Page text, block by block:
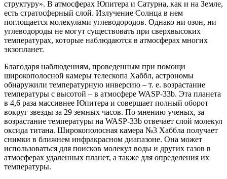
структуру». В атмосферах Юпитера и Сатурна, как и на Земле,
есть стратосферный слой. Излучение Солнца в нем
поглощается молекулами углеводородов. Однако ни озон, ни
углеводороды не могут существовать при сверхвысоких
температурах, которые наблюдаются в атмосферах многих
экзопланет.
Благодаря наблюдениям, проведенным при помощи
широкополосной камеры телескопа Хаббл, астрономы
обнаружили температурную инверсию – т. е. возрастание
температуры с высотой – в атмосфере WASP-33b. Эта планета
в 4,6 раза массивнее Юпитера и совершает полный оборот
вокруг звезды за 29 земных часов. По мнению ученых, за
возрастание температуры на WASP-33b отвечает слой молекул
оксида титана. Широкополосная камера №3 Хаббла получает
снимки в ближнем инфракрасном диапазоне. Она может
использоваться для поисков молекул воды и других газов в
атмосферах удаленных планет, а также для определения их
температуры.